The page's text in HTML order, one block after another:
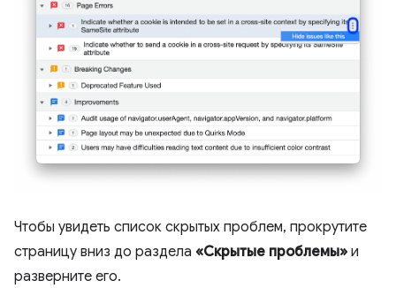
Чтобы увидеть список скрытых проблем, прокрутите
страницу вниз до раздела «Скрытые проблемы» и
разверните его.